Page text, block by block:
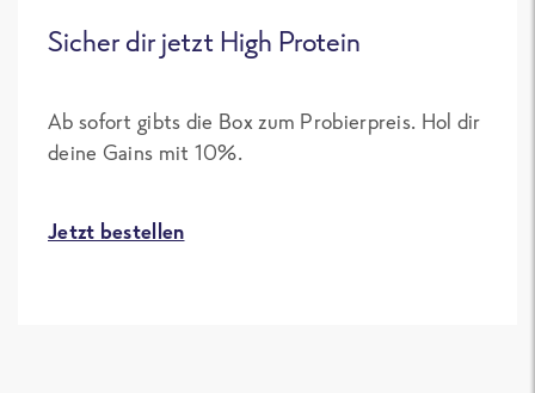
Sicher dir jetzt High Protein
Ab sofort gibts die Box zum Probierpreis. Hol dir
deine Gains mit 10%.
Jetzt bestellen